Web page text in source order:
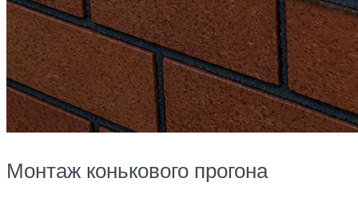
Монтаж конькового прогона